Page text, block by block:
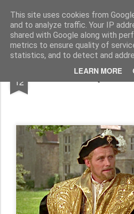
This site uses cookies from
and to analyze traffic. Your IP
shared with Google along with
metrics to ensure quality of
statistics, and to detect and
LEARN MORE
Zbigniew Minda blog osobisty
Pages
12 Święci w